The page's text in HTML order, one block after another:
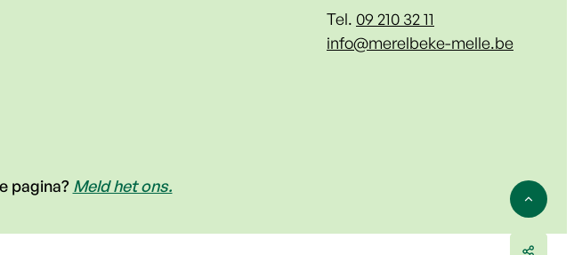
09 210 32 11
E-mailinfo@merelbeke-melle.be
pagina? Meld het ons.
Naar